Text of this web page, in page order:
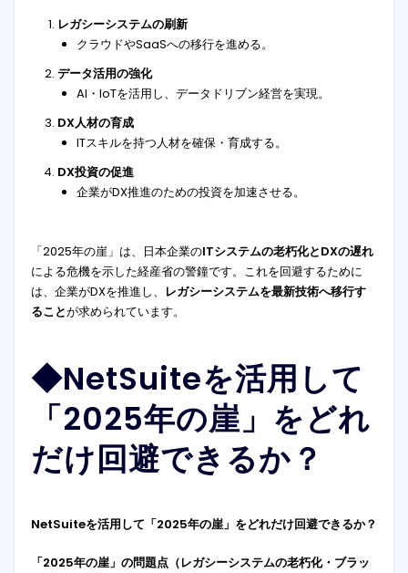
レガシーシステムの刷新
クラウドやSaaSへの移行を進める。
データ活用の強化
AI・IoTを活用し、データドリブン経営を実現。
DX人材の育成
ITスキルを持つ人材を確保・育成する。
DX投資の促進
企業がDX推進のための投資を加速させる。
「2025年の崖」は、日本企業のITシステムの老朽化とDXの遅れ
による危機を示した経産省の警鐘です。これを回避するために
は、企業がDXを推進し、
レガシーシステムを最新技術へ移行す
ることが求められています。
◆NetSuiteを活用して
「2025年の崖」をどれ
だけ回避できるか？
NetSuiteを活用して「2025年の崖」をどれだけ回避できるか？
「2025年の崖」の問題点（レガシーシステムの老朽化・ブラッ